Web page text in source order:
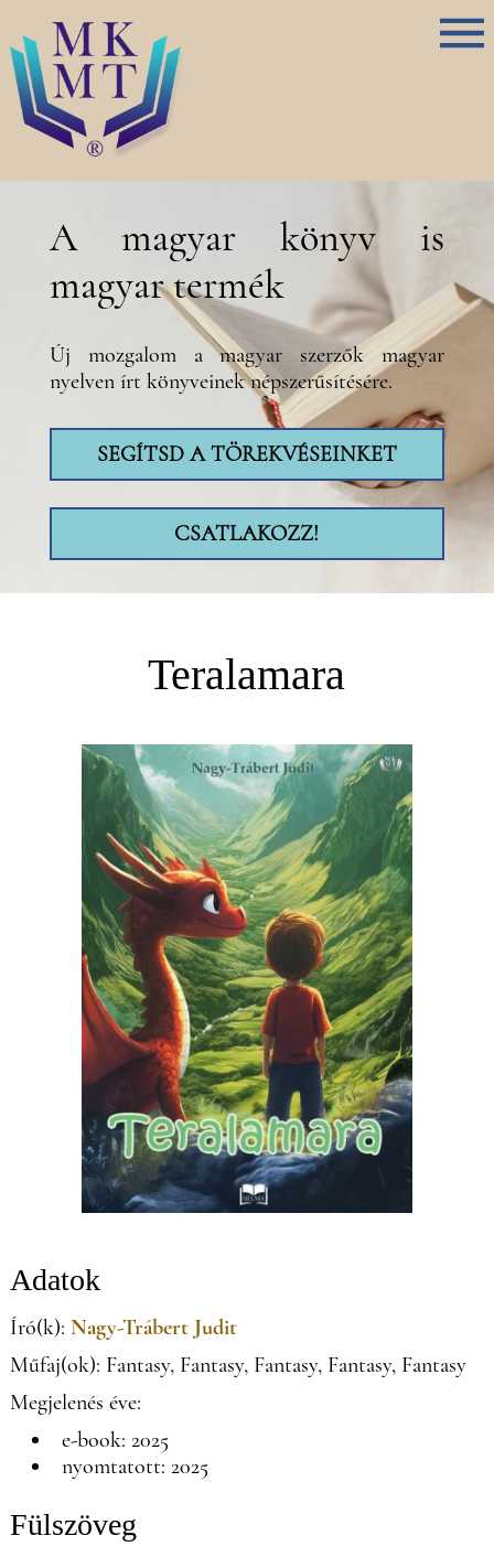
A magyar könyv is
magyar termék
Új mozgalom a magyar szerzők magyar
nyelven írt könyveinek népszerűsítésére.
SEGÍTSD A TÖREKVÉSEINKET
CSATLAKOZZ!
Teralamara
Adatok
Író(k): Nagy-Trábert Judit
Műfaj(ok): Fantasy, Fantasy, Fantasy, Fantasy, Fantasy
Megjelenés éve:
e-book: 2025
nyomtatott: 2025
Fülszöveg